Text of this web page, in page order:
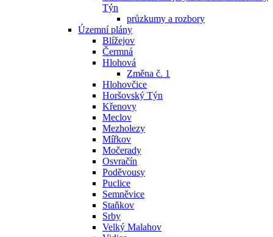
Týn
průzkumy a rozbory
Územní plány
Blížejov
Čermná
Hlohová
Změna č. 1
Hlohovčice
Horšovský Týn
Křenovy
Meclov
Mezholezy
Mířkov
Močerady
Osvračín
Poděvousy
Puclice
Semněvice
Staňkov
Srby
Velký Malahov